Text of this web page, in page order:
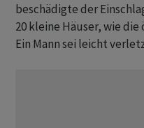
beschädigte der
20 kleine Häuser, wie
Ein Mann sei leicht